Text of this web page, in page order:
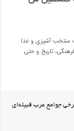
منتخب آشپزی و غذا
تاریخ و حتی
جوامع عرب قبیله‌ای